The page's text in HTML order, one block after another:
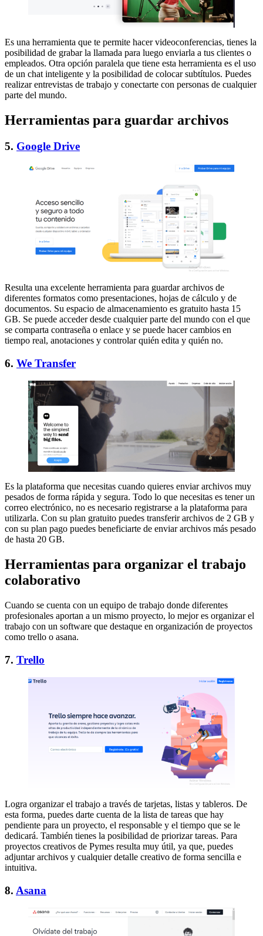
Es una herramienta que te permite hacer videoconferencias, tienes la
posibilidad de grabar la llamada para luego enviarla a tus clientes o
empleados. Otra opción paralela que tiene esta herramienta es el uso
de un chat inteligente y la posibilidad de colocar subtítulos. Puedes
realizar entrevistas de trabajo y conectarte con personas de cualquier
parte del mundo.
Herramientas para guardar archivos
5. Google Drive
Resulta una excelente herramienta para guardar archivos de
diferentes formatos como presentaciones, hojas de cálculo y de
documentos. Su espacio de almacenamiento es gratuito hasta 15
GB. Se puede acceder desde cualquier parte del mundo con el que
se comparta contraseña o enlace y se puede hacer cambios en
tiempo real, anotaciones y controlar quién edita y quién no.
6. We Transfer
Es la plataforma que necesitas cuando quieres enviar archivos muy
pesados de forma rápida y segura. Todo lo que necesitas es tener un
correo electrónico, no es necesario registrarse a la plataforma para
utilizarla. Con su plan gratuito puedes transferir archivos de 2 GB y
con su plan pago puedes beneficiarte de enviar archivos más pesado
de hasta 20 GB.
Herramientas para organizar el trabajo
colaborativo
Cuando se cuenta con un equipo de trabajo donde diferentes
profesionales aportan a un mismo proyecto, lo mejor es organizar el
trabajo con un software que destaque en organización de proyectos
como trello o asana.
7. Trello
Logra organizar el trabajo a través de tarjetas, listas y tableros. De
esta forma, puedes darte cuenta de la lista de tareas que hay
pendiente para un proyecto, el responsable y el tiempo que se le
dedicará. También tienes la posibilidad de priorizar tareas. Para
proyectos creativos de Pymes resulta muy útil, ya que, puedes
adjuntar archivos y cualquier detalle creativo de forma sencilla e
intuitiva.
8. Asana